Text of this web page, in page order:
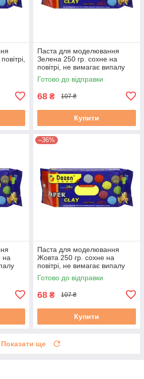
Паста для моделювання
Зелена 250 гр. сохне на
повітрі, не вимагає випалу
Готово до відправки
68 ₴ 107 ₴
Купити
на
–36%
Паста для моделювання
Жовта 250 гр. сохне на
повітрі, не вимагає випалу
Готово до відправки
68 ₴ 107 ₴
Купити
Показати ще